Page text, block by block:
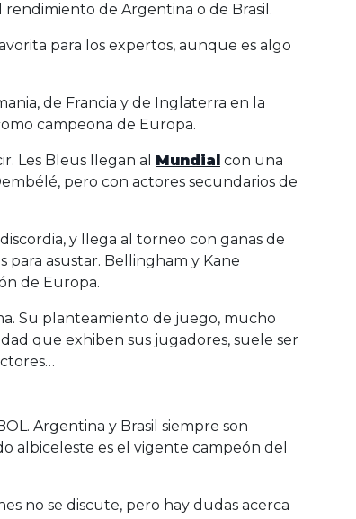
de Argentina o de Brasil.
para los expertos, aunque es algo
de Francia y de Inglaterra en la
campeona de Europa.
Les Bleus llegan al Mundial con una
pero con actores secundarios de
y llega al torneo con ganas de
para asustar. Bellingham y Kane
de Europa.
Su planteamiento de juego, mucho
que exhiben sus jugadores, suele ser
Argentina y Brasil siempre son
albiceleste es el vigente campeón del
no se discute, pero hay dudas acerca